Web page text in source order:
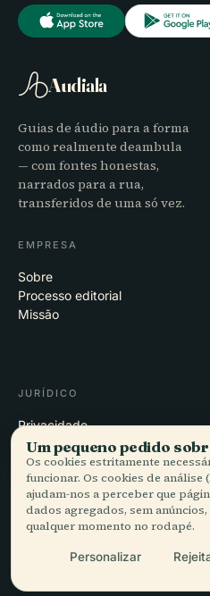
Audiala
Guias de áudio para a forma
como realmente deambula
— com fontes honestas,
narrados para a rua,
transferidos de uma só vez.
EMPRESA
Sobre
Processo editorial
Missão
JURÍDICO
Privacidade
Termos
Definições de cookies
Eliminar conta
© 2026 Audiala · Feito em Morges,
EN · FR · DE · ES ·
Um pequeno pedido
Os cookies estritamente
funcionar. Os cookies de
ajudam-nos a perceber que
dados agregados, sem
qualquer momento no rodapé.
Personalizar